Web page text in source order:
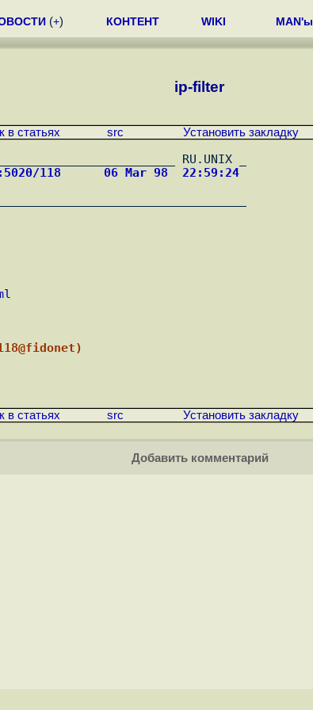
(+) КОНТЕНТ WIKI MAN'ы
ip-filter
в статьях src Установить закладку
118      06 Mar 98  22:59:24
в статьях src Установить закладку
Добавить комментарий